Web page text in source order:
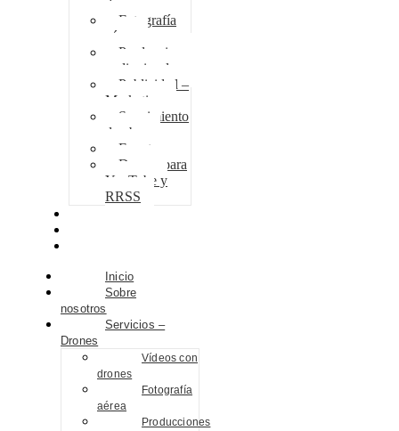
drones
Fotografía
aérea
Producciones
audiovisuales
Publicidad –
Marketing
Seguimiento
de obra
Eventos
Drones para
YouTube y
RRSS
Inicio
Sobre
nosotros
Servicios –
Drones
Vídeos con
drones
Fotografía
aérea
Producciones